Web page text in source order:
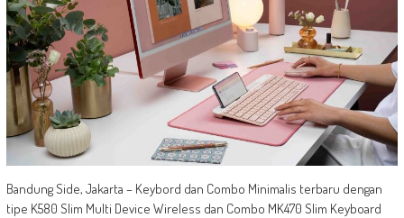
Bandung Side, Jakarta – Keybord dan Combo Minimalis terbaru dengan
tipe K580 Slim Multi Device Wireless dan Combo MK470 Slim Keyboard